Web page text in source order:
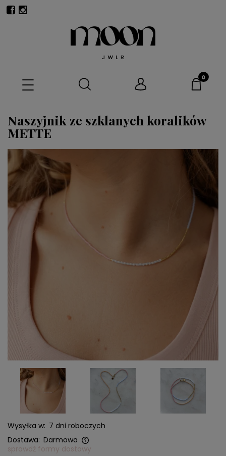
Naszyjnik ze szklanych koralików
METTE
Wysyłka w: 7 dni roboczych
Dostawa: Darmowa
Cena nie zawiera ewentualnych kosztów płatności
sprawdź formy dostawy